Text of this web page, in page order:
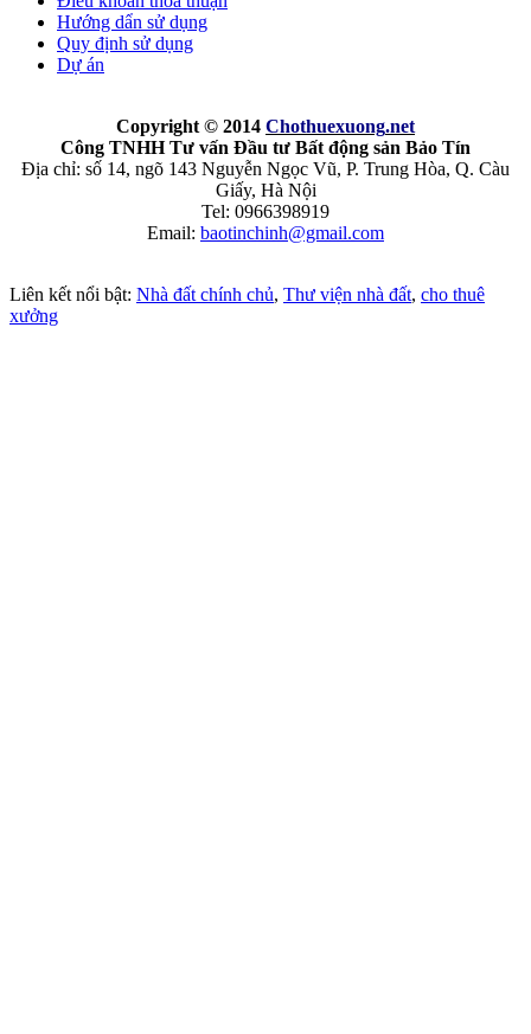
Hướng dẩn sử dụng
Quy định sử dụng
Dự án
Copyright © 2014 Chothuexuong.net
Công TNHH Tư vấn Đầu tư Bất động sản Bảo Tín
Địa chỉ: số 14, ngõ 143 Nguyễn Ngọc Vũ, P. Trung Hòa, Q. Càu
Giấy, Hà Nội
Tel: 0966398919
Email: baotinchinh@gmail.com
Liên kết nổi bật: Nhà đất chính chủ, Thư viện nhà đất, cho thuê
xưởng